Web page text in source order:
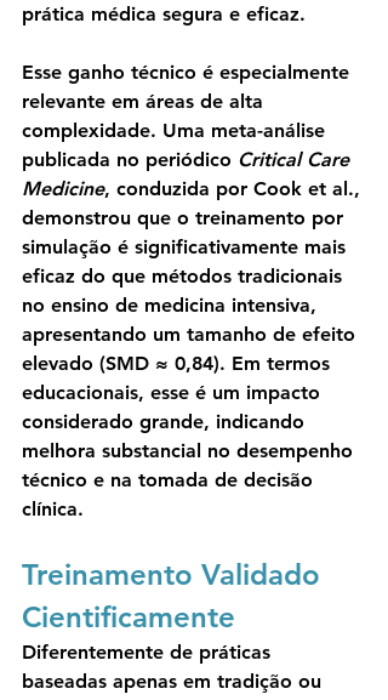
prática médica segura e eficaz.
Esse ganho técnico é especialmente
relevante em áreas de alta
complexidade. Uma meta-análise
publicada no periódico Critical Care
Medicine, conduzida por Cook et al.,
demonstrou que o treinamento por
simulação é significativamente mais
eficaz do que métodos tradicionais
no ensino de medicina intensiva,
apresentando um tamanho de efeito
elevado (SMD ≈ 0,84). Em termos
educacionais, esse é um impacto
considerado grande, indicando
melhora substancial no desempenho
técnico e na tomada de decisão
clínica.
Treinamento Validado
Cientificamente
Diferentemente de práticas
baseadas apenas em tradição ou